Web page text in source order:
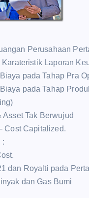
Perusahaan
Laporan
pada Tahap Pra
pada Tahap
Tak Berwujud
Capitalized.
:
Royalti pada
dan Gas Bumi